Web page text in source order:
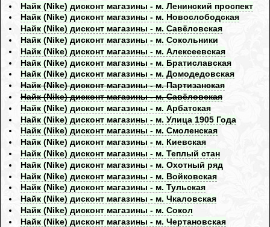
Найк (Nike) дисконт магазины - м. Ленинский проспект
Найк (Nike) дисконт магазины - м. Новослободская
Найк (Nike) дисконт магазины - м. Савёловская
Найк (Nike) дисконт магазины - м. Сокольники
Найк (Nike) дисконт магазины - м. Алексеевская
Найк (Nike) дисконт магазины - м. Братиславская
Найк (Nike) дисконт магазины - м. Домодедовская
Найк (Nike) дисконт магазины - м. Партизанская
Найк (Nike) дисконт магазины - м. Савёловская
Найк (Nike) дисконт магазины - м. Арбатская
Найк (Nike) дисконт магазины - м. Улица 1905 Года
Найк (Nike) дисконт магазины - м. Смоленская
Найк (Nike) дисконт магазины - м. Киевская
Найк (Nike) дисконт магазины - м. Теплый стан
Найк (Nike) дисконт магазины - м. Охотный ряд
Найк (Nike) дисконт магазины - м. Войковская
Найк (Nike) дисконт магазины - м. Тульская
Найк (Nike) дисконт магазины - м. Чкаловская
Найк (Nike) дисконт магазины - м. Сокол
Найк (Nike) дисконт магазины - м. Чертановская